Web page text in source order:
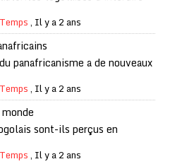
, Il y a 2 ans
panafricanisme a de nouveaux
, Il y a 2 ans
sont-ils perçus en
, Il y a 2 ans